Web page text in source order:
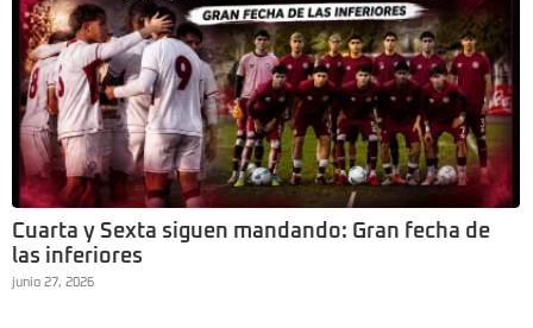
Cuarta y Sexta siguen mandando: Gran fecha de
las inferiores
junio 27, 2026